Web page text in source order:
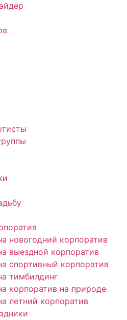
новогодний корпоратив
выездной корпоратив
спортивный корпоратив
тимбилдинг
корпоратив на природе
летний корпоратив